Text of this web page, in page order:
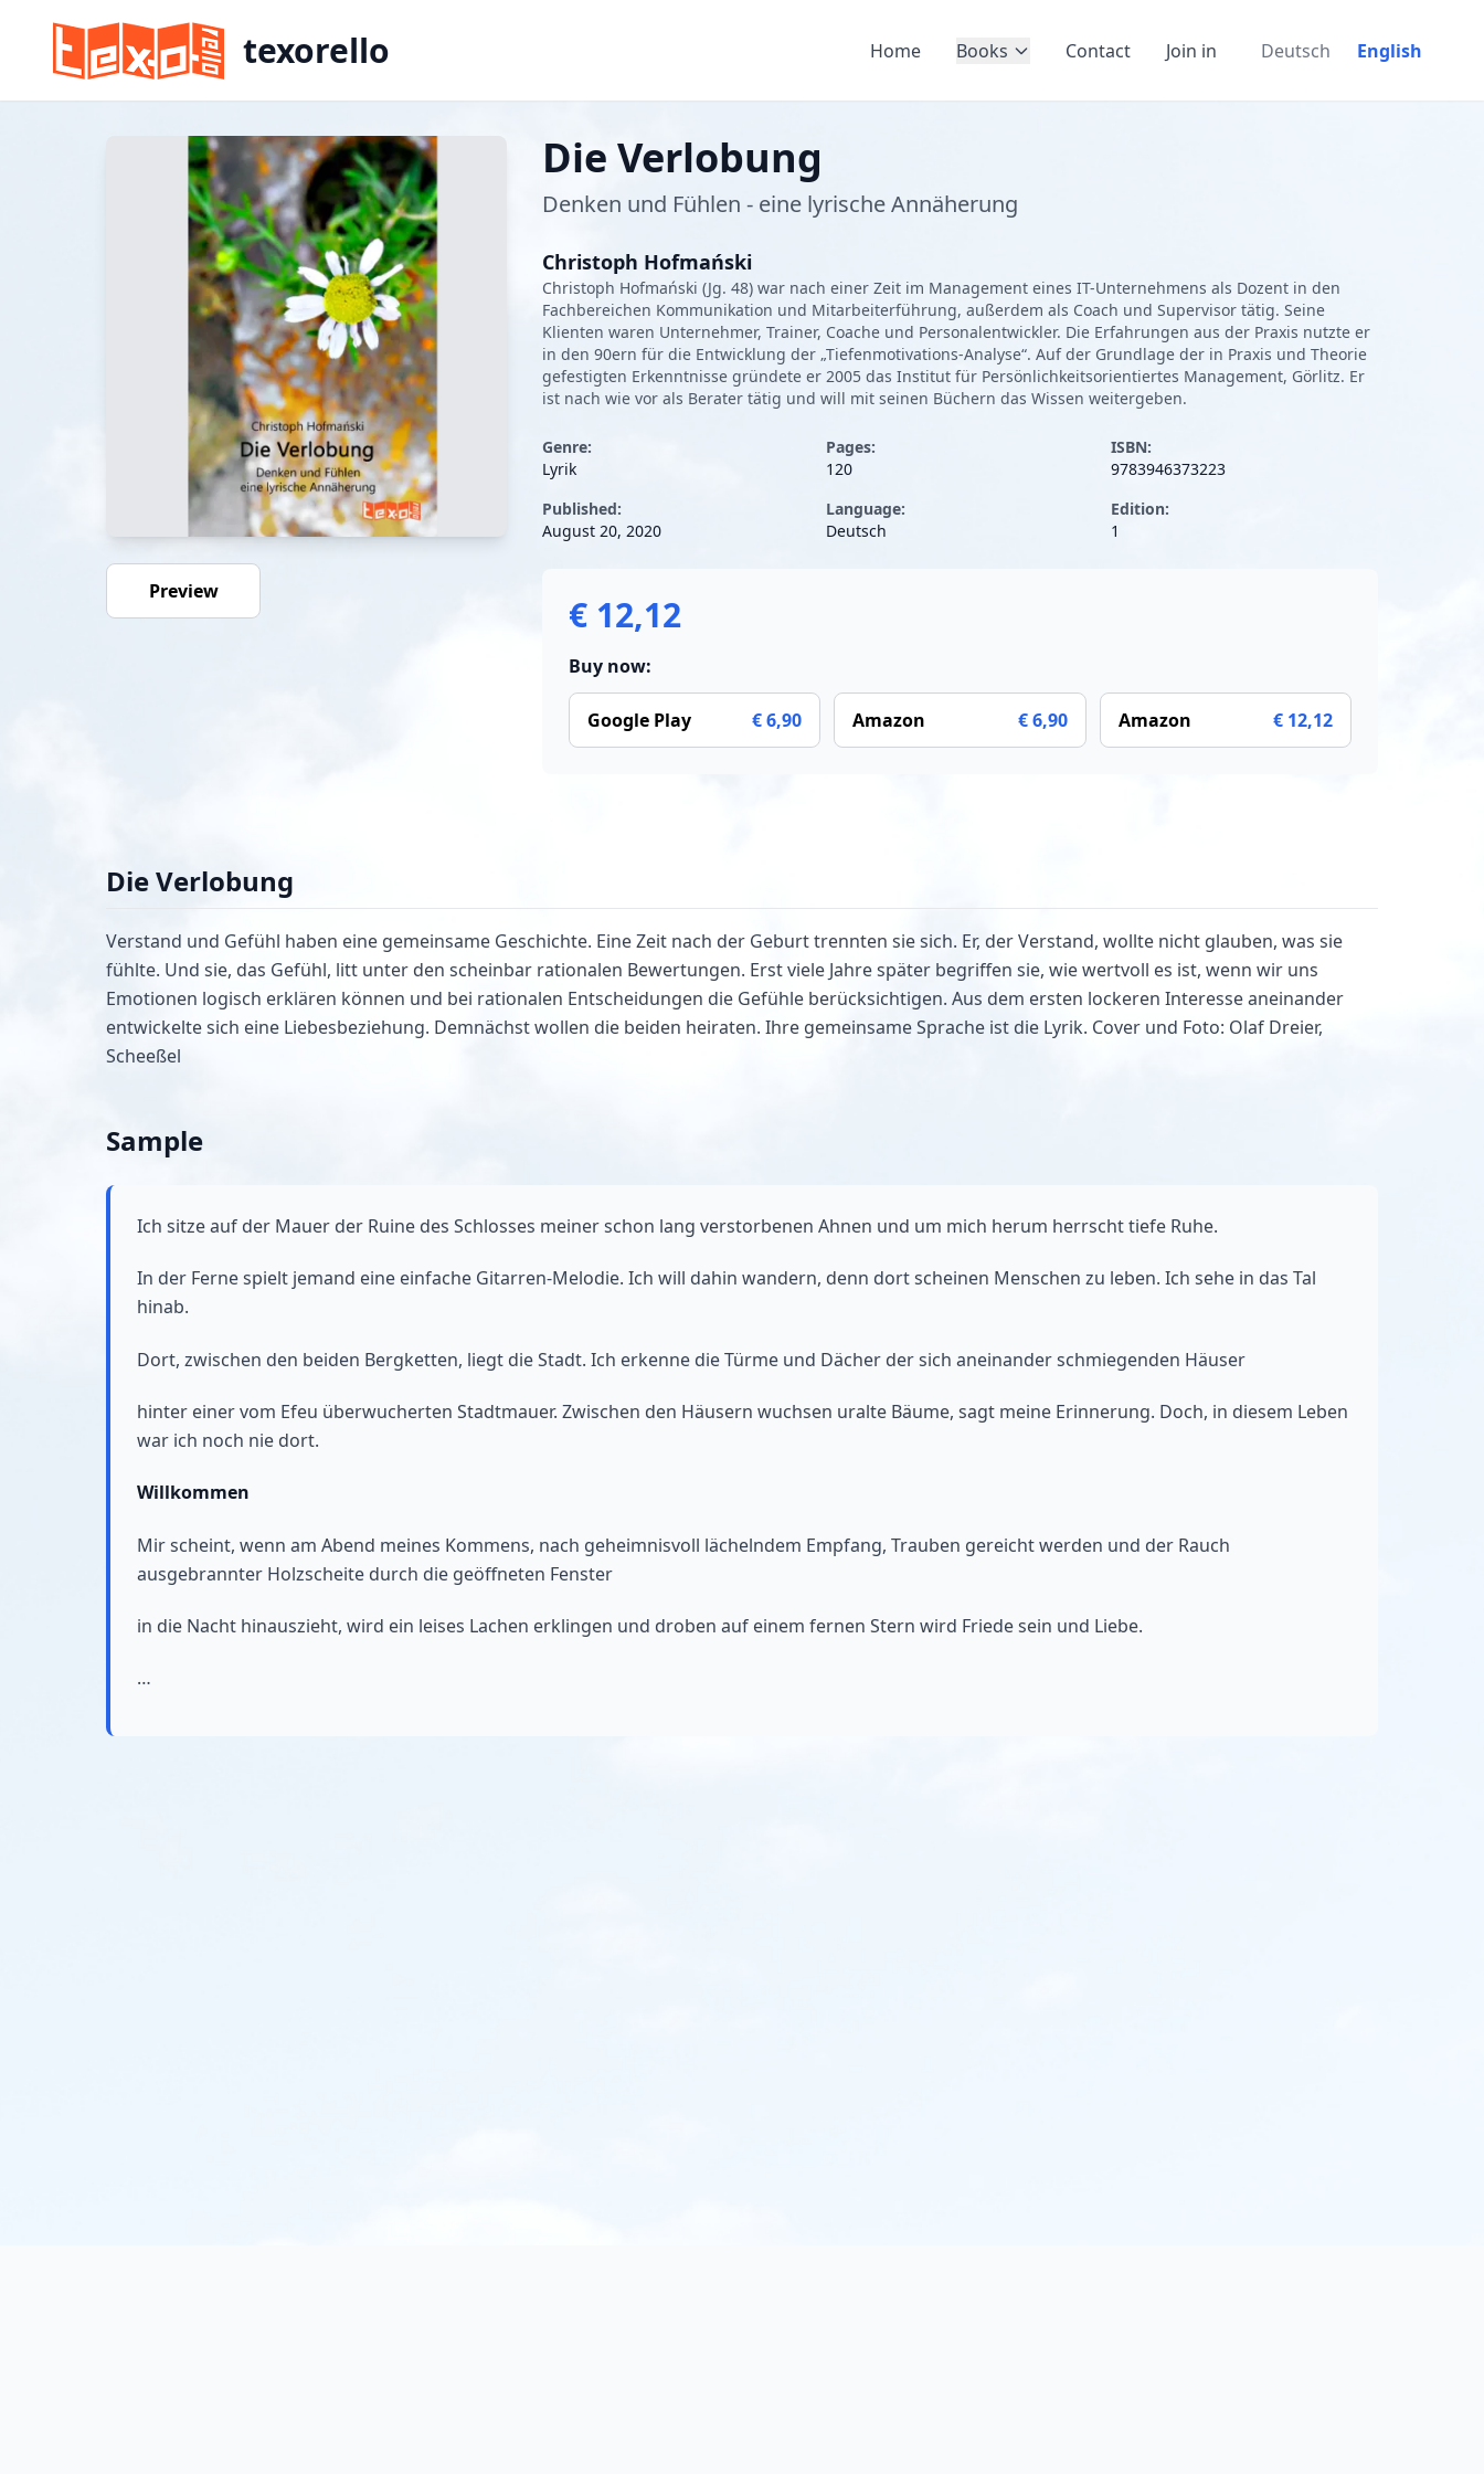
texorello Home Books Contact Join in Deutsch English
Preview
Die Verlobung
Denken und Fühlen - eine lyrische Annäherung
Christoph Hofmański
Christoph Hofmański (Jg. 48) war nach einer Zeit im Management eines IT-Unternehmens als Dozent in den
Fachbereichen Kommunikation und Mitarbeiterführung, außerdem als Coach und Supervisor tätig. Seine
Klienten waren Unternehmer, Trainer, Coache und Personalentwickler. Die Erfahrungen aus der Praxis nutzte er
in den 90ern für die Entwicklung der „Tiefenmotivations-Analyse“. Auf der Grundlage der in Praxis und Theorie
gefestigten Erkenntnisse gründete er 2005 das Institut für Persönlichkeitsorientiertes Management, Görlitz. Er
ist nach wie vor als Berater tätig und will mit seinen Büchern das Wissen weitergeben.
Genre:
Lyrik
Pages:
120
ISBN:
9783946373223
Published:
August 20, 2020
Language:
Deutsch
Edition:
1
€ 12,12
Buy now:
Google Play € 6,90 Amazon € 6,90 Amazon € 12,12
Die Verlobung
Verstand und Gefühl haben eine gemeinsame Geschichte. Eine Zeit nach der Geburt trennten sie sich. Er, der Verstand, wollte nicht glauben, was sie
fühlte. Und sie, das Gefühl, litt unter den scheinbar rationalen Bewertungen. Erst viele Jahre später begriffen sie, wie wertvoll es ist, wenn wir uns
Emotionen logisch erklären können und bei rationalen Entscheidungen die Gefühle berücksichtigen. Aus dem ersten lockeren Interesse aneinander
entwickelte sich eine Liebesbeziehung. Demnächst wollen die beiden heiraten. Ihre gemeinsame Sprache ist die Lyrik. Cover und Foto: Olaf Dreier,
Scheeßel
Sample
Ich sitze auf der Mauer der Ruine des Schlosses meiner schon lang verstorbenen Ahnen und um mich herum herrscht tiefe Ruhe.
In der Ferne spielt jemand eine einfache Gitarren-Melodie. Ich will dahin wandern, denn dort scheinen Menschen zu leben. Ich sehe in das Tal
hinab.
Dort, zwischen den beiden Bergketten, liegt die Stadt. Ich erkenne die Türme und Dächer der sich aneinander schmiegenden Häuser
hinter einer vom Efeu überwucherten Stadtmauer. Zwischen den Häusern wuchsen uralte Bäume, sagt meine Erinnerung. Doch, in diesem Leben
war ich noch nie dort.
Willkommen
Mir scheint, wenn am Abend meines Kommens, nach geheimnisvoll lächelndem Empfang, Trauben gereicht werden und der Rauch
ausgebrannter Holzscheite durch die geöffneten Fenster
in die Nacht hinauszieht, wird ein leises Lachen erklingen und droben auf einem fernen Stern wird Friede sein und Liebe.
…